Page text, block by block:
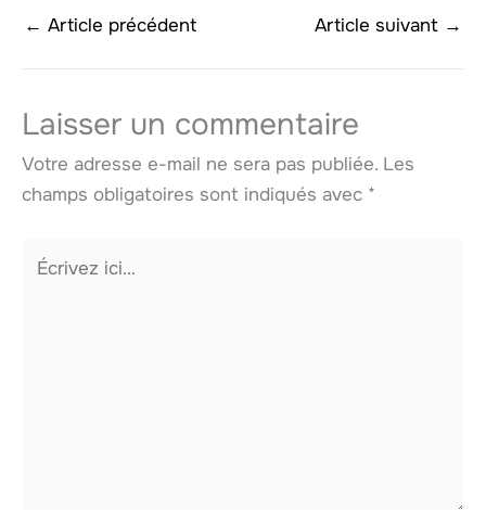
← Article précédent Article suivant →
Laisser un commentaire
Votre adresse e-mail ne sera pas publiée. Les
champs obligatoires sont indiqués avec *
Écrivez